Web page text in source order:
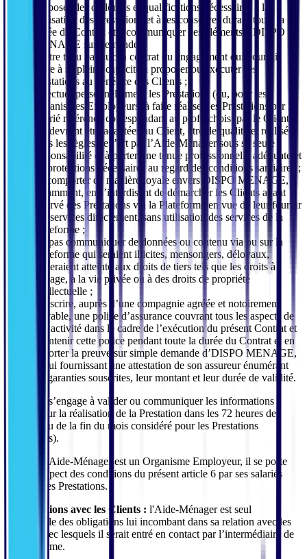
Disposer des diplômes et qualifications nécessaires à la
réalisation des Prestations et à les conserver durant toute la
durée du Contrat et à communiquer ces éléments à DISPO
MENAGE sur demande ;
N’être tenu par aucun contrat ou engagement qui pourrait
nuire à sa pleine capacité à proposer ou exécuter ses
Prestations au bénéfice des Clients ;
Effectuer personnellement les Prestations (ou, pour les
Organismes Employeurs, à faire réaliser les Prestations par le
salarié référencé correspondant au profil choisi par le Client),
qui devront être adaptées au Client, être de qualité et réalisées
dans les règles de l’art par l’Aide-Ménager sous sa seule
responsabilité et à porter une tenue professionnelle adéquate et
les protections nécessaires au regard des conditions santiaires ;
Se comporter de manière loyale envers DISPO MENAGE,
notamment, en s’interdisant de démarcher les Clients ayant
réservé des Prestations via la Plateforme en vue de leur fournir
des services directement, sans utilisation des services de la
Plateforme ;
Ne pas communiquer de données ou contenu via ou sur la
Plateforme qui seraient illicites, mensongers, déloyaux,
porteraient atteinte aux droits de tiers tels que les droits à
l’image, à la vie privée ou à des droits de propriété
intellectuelle ;
Souscrire, auprès d’une compagnie agréée et notoirement
solvable, une police d’assurance couvrant tous les aspects de
son activité dans le cadre de l’exécution du présent Contrat et
maintenir cette police pendant toute la durée du Contrat et en
apporter la preuve sur simple demande d’DISPO MENAGE,
en lui fournissant une attestation de son assureur énumérant
les garanties souscrites, leur montant et leur durée de validité.
Le Client s’engage à valider ou communiquer les informations
requises sur la réalisation de la Prestation dans les 72 heures de
celle-ci (ou de la fin du mois considéré pour les Prestations
récurrentes).
Lorsque l'Aide-Ménager est un Organisme Employeur, il se porte
fort du respect des conditions du présent article 6 par ses salariés
réalisant les Prestations.
6.2. Relations avec les Clients : l'Aide-Ménager est seul
responsable des obligations lui incombant dans sa relation avec les
Clients avec lesquels il serait entré en contact par l’intermédiaire de
la Plateforme.